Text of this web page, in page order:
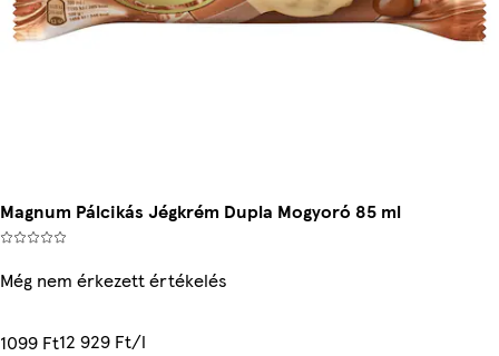
Magnum Pálcikás Jégkrém Dupla Mogyoró 85 ml
Még nem érkezett értékelés
1099 Ft12 929 Ft/l